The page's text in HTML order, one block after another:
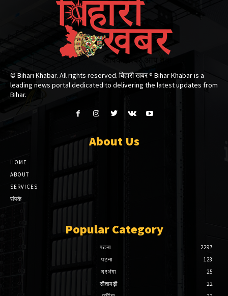
© Bihari Khabar. All rights reserved. बिहारी खबर ®​ Bihar Khabar is a
leading news portal dedicated to delivering the latest updates from
Bihar.
About Us
HOME
ABOUT
SERVICES
संपर्क
Popular Category
पटना
2297
पटना
128
दरभंगा
25
सीतामढ़ी
22